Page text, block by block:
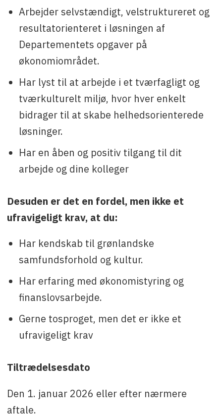
Arbejder selvstændigt, velstruktureret og
resultatorienteret i løsningen af
Departementets opgaver på
økonomiområdet.
Har lyst til at arbejde i et tværfagligt og
tværkulturelt miljø, hvor hver enkelt
bidrager til at skabe helhedsorienterede
løsninger.
Har en åben og positiv tilgang til dit
arbejde og dine kolleger
Desuden er det en fordel, men ikke et
ufravigeligt krav, at du:
Har kendskab til grønlandske
samfundsforhold og kultur.
Har erfaring med økonomistyring og
finanslovsarbejde.
Gerne tosproget, men det er ikke et
ufravigeligt krav
Tiltrædelsesdato
Den 1. januar 2026 eller efter nærmere
aftale.